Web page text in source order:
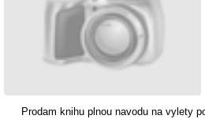
Prodam knihu plnou navodu na vylety